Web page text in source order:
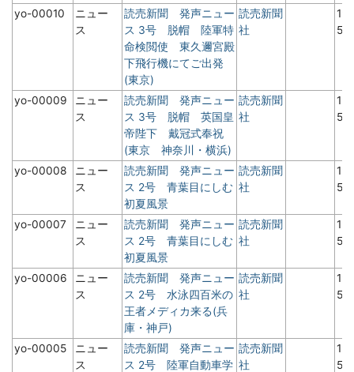
yo-00010
ニュー
ス
読売新聞 発声ニュー
ス 3号 脱帽 陸軍特
命検閲使 東久邇宮殿
下飛行機にてご出発
(東京)
読売新聞
社
5
yo-00009
ニュー
ス
読売新聞 発声ニュー
ス 3号 脱帽 英国皇
帝陛下 戴冠式奉祝
(東京 神奈川・横浜)
読売新聞
社
5
yo-00008
ニュー
ス
読売新聞 発声ニュー
ス 2号 青葉目にしむ
初夏風景
読売新聞
社
5
yo-00007
ニュー
ス
読売新聞 発声ニュー
ス 2号 青葉目にしむ
初夏風景
読売新聞
社
5
yo-00006
ニュー
ス
読売新聞 発声ニュー
ス 2号 水泳四百米の
王者メディカ来る(兵
庫・神戸)
読売新聞
社
5
yo-00005
ニュー
ス
読売新聞 発声ニュー
ス 2号 陸軍自動車学
読売新聞
社
5